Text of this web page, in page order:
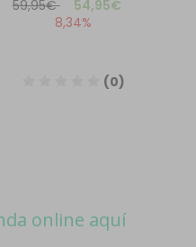
online aquí